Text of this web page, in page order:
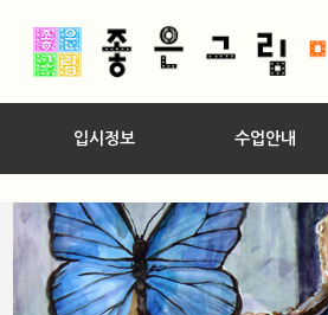
입시정보 수업안내